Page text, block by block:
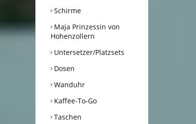
Schirme
Maja Prinzessin von
Hohenzollern
Untersetzer/Platzsets
Dosen
Wanduhr
Kaffee-To-Go
Taschen